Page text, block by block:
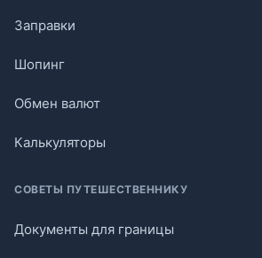
Заправки
Шопинг
Обмен валют
Калькуляторы
СОВЕТЫ ПУТЕШЕСТВЕННИКУ
Документы для границы